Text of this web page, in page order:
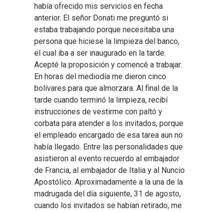
había ofrecido mis servicios en fecha
anterior. El señor Donati me preguntó si
estaba trabajando porque necesitaba una
persona que hiciese la limpieza del banco,
el cual iba a ser inaugurado en la tarde.
Acepté la proposición y comencé a trabajar.
En horas del mediodía me dieron cinco
bolívares para que almorzara. Al final de la
tarde cuando terminó la limpieza, recibí
instrucciones de vestirme con paltó y
corbata para atender a los invitados, porque
el empleado encargado de esa tarea aun no
había llegado. Entre las personalidades que
asistieron al evento recuerdo al embajador
de Francia, al embajador de Italia y al Nuncio
Apostólico. Aproximadamente a la una de la
madrugada del día siguiente, 31 de agosto,
cuando los invitados se habían retirado, me